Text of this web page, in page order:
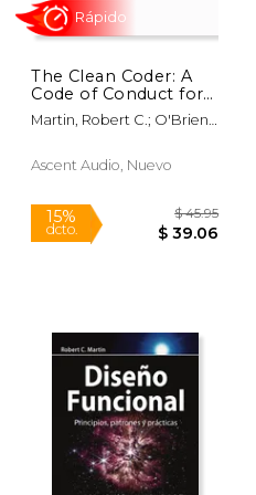
dcto.
The Clean Coder: A
Code of Conduct for
Professional
Programmers (en
Martin, Robert C.; O'Brien,
Ascent Audio, Nuevo
Rápido